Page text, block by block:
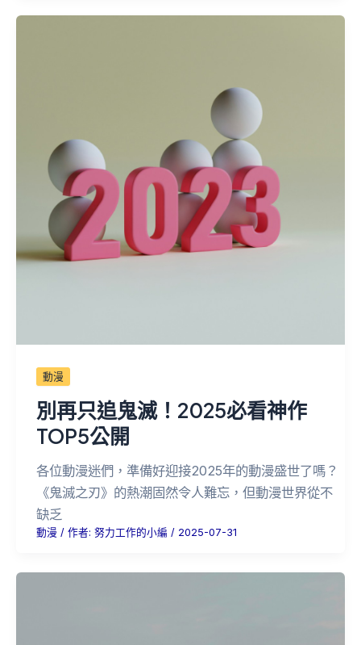
動漫
別再只追鬼滅！2025必看神作
TOP5公開
各位動漫迷們，準備好迎接2025年的動漫盛世了嗎？
《鬼滅之刃》的熱潮固然令人難忘，但動漫世界從不
缺乏
動漫 / 作者: 努力工作的小編 / 2025-07-31